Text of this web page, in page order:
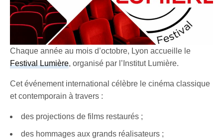
Chaque année au mois d’octobre, Lyon accueille le
Festival Lumière, organisé par l’Institut Lumière.
Cet événement international célèbre le cinéma classique
et contemporain à travers :
des projections de films restaurés ;
des hommages aux grands réalisateurs ;